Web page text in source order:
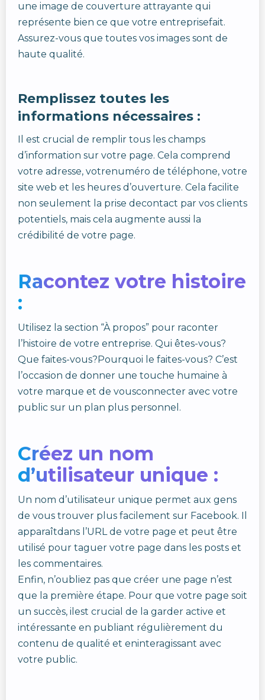
une image de couverture attrayante qui
représente bien ce que votre entreprisefait.
Assurez-vous que toutes vos images sont de
haute qualité.
Remplissez toutes les
informations nécessaires :
Il est crucial de remplir tous les champs
d’information sur votre page. Cela comprend
votre adresse, votrenuméro de téléphone, votre
site web et les heures d’ouverture. Cela facilite
non seulement la prise decontact par vos clients
potentiels, mais cela augmente aussi la
crédibilité de votre page.
Racontez votre histoire
:
Utilisez la section “À propos” pour raconter
l’histoire de votre entreprise. Qui êtes-vous?
Que faites-vous?Pourquoi le faites-vous? C’est
l’occasion de donner une touche humaine à
votre marque et de vousconnecter avec votre
public sur un plan plus personnel.
Créez un nom
d’utilisateur unique :
Un nom d’utilisateur unique permet aux gens
de vous trouver plus facilement sur Facebook. Il
apparaîtdans l’URL de votre page et peut être
utilisé pour taguer votre page dans les posts et
les commentaires.
Enfin, n’oubliez pas que créer une page n’est
que la première étape. Pour que votre page soit
un succès, ilest crucial de la garder active et
intéressante en publiant régulièrement du
contenu de qualité et eninteragissant avec
votre public.